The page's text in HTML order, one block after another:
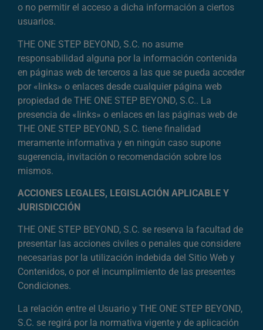
o no permitir el acceso a dicha información a ciertos
usuarios.
THE ONE STEP BEYOND, S.C. no asume
responsabilidad alguna por la información contenida
en páginas web de terceros a las que se pueda acceder
por «links» o enlaces desde cualquier página web
propiedad de THE ONE STEP BEYOND, S.C.. La
presencia de «links» o enlaces en las páginas web de
THE ONE STEP BEYOND, S.C. tiene finalidad
meramente informativa y en ningún caso supone
sugerencia, invitación o recomendación sobre los
mismos.
ACCIONES LEGALES, LEGISLACIÓN APLICABLE Y
JURISDICCIÓN
THE ONE STEP BEYOND, S.C. se reserva la facultad de
presentar las acciones civiles o penales que considere
necesarias por la utilización indebida del Sitio Web y
Contenidos, o por el incumplimiento de las presentes
Condiciones.
La relación entre el Usuario y THE ONE STEP BEYOND,
S.C. se regirá por la normativa vigente y de aplicación